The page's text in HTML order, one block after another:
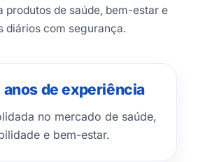
produtos de saúde, bem-estar e
diários com segurança.
de experiência
no mercado de saúde,
e bem-estar.